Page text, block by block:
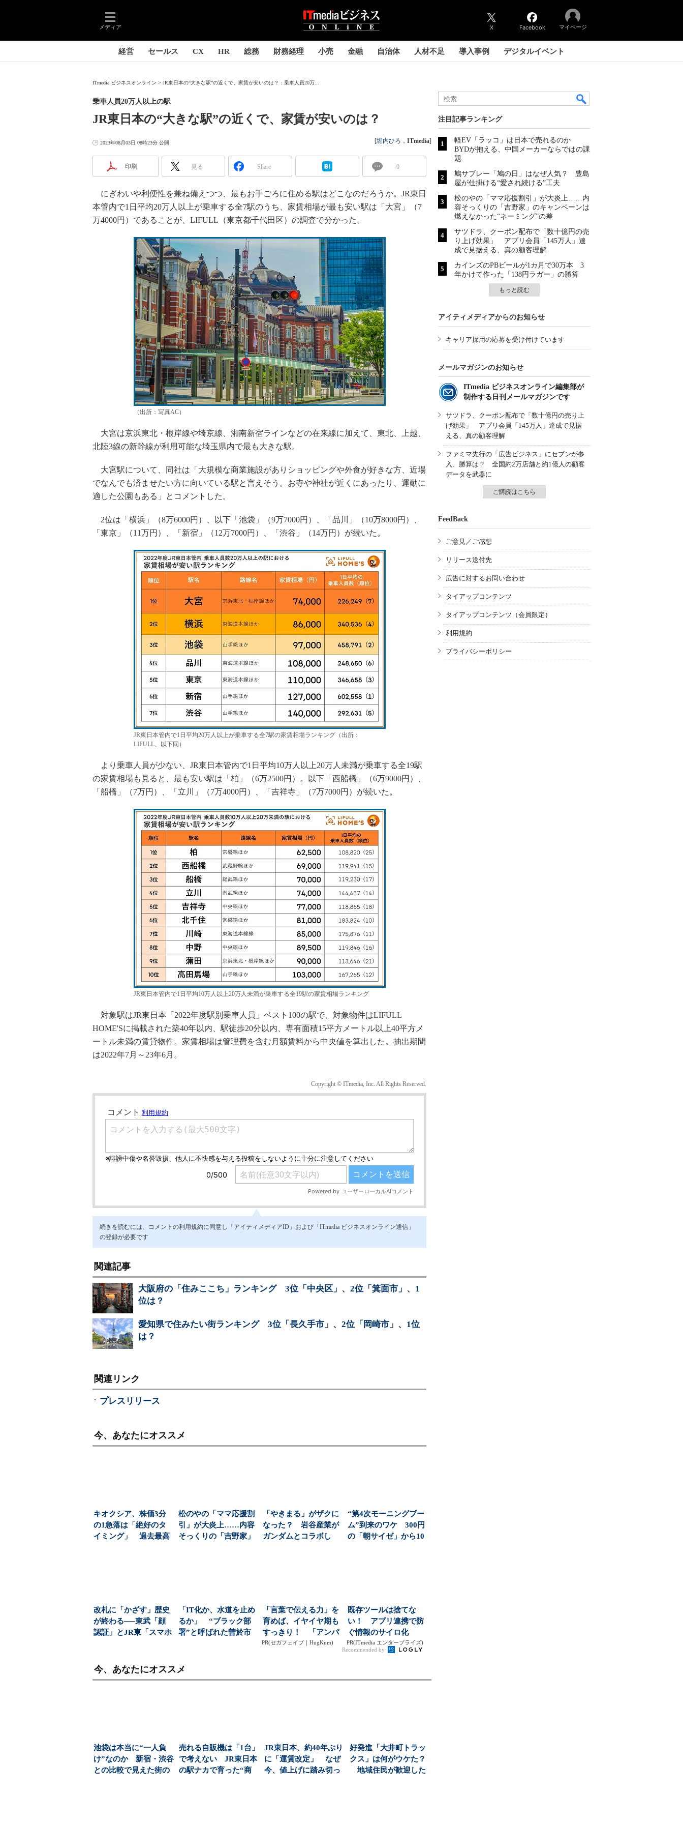
メディア X Facebook マイページ
経営 セールス CX HR 総務 財務経理 小売 金融 自治体 人材不足 導入事例 デジタルイベント
ITmedia ビジネスオンライン JR東日本の“大きな駅”の近くで、家賃が安いのは？：乗車人員20万...
JR東日本の“大きな駅”の近くで、家賃が安いのは？
乗車人員20万人以上の駅
2023年08月03日 08時23分 公開 [堀内ひろ ， ITmedia]
印刷 見る Share 0
にぎわいや利便性を兼ね備えつつ、最もお手ごろに住める駅はどこなのだろうか。JR東日
本管内で1日平均20万人以上が乗車する全7駅のうち、家賃相場が最も安い駅は「大宮」（7
万4000円）であることが、LIFULL（東京都千代田区）の調査で分かった。
（出所：写真AC）
大宮は京浜東北・根岸線や埼京線、湘南新宿ラインなどの在来線に加えて、東北、上越、
北陸3線の新幹線が利用可能な埼玉県内で最も大きな駅。
大宮駅について、同社は「大規模な商業施設がありショッピングや外食が好きな方、近場
でなんでも済ませたい方に向いている駅と言えそう。お寺や神社が近くにあったり、運動に
適した公園もある」とコメントした。
2位は「横浜」（8万6000円）、以下「池袋」（9万7000円）、「品川」（10万8000円）、
「東京」（11万円）、「新宿」（12万7000円）、「渋谷」（14万円）が続いた。
JR東日本管内で1日平均20万人以上が乗車する全7駅の家賃相場ランキング（出所：
LIFULL、以下同）
より乗車人員が少ない、JR東日本管内で1日平均10万人以上20万人未満が乗車する全19駅
の家賃相場も見ると、最も安い駅は「柏」（6万2500円）。以下「西船橋」（6万9000円）、
「船橋」（7万円）、「立川」（7万4000円）、「吉祥寺」（7万7000円）が続いた。
JR東日本管内で1日平均10万人以上20万人未満が乗車する全19駅の家賃相場ランキング
対象駅はJR東日本「2022年度駅別乗車人員」ベスト100の駅で、対象物件はLIFULL
HOME'Sに掲載された築40年以内、駅徒歩20分以内、専有面積15平方メートル以上40平方メ
ートル未満の賃貸物件。家賃相場は管理費を含む月額賃料から中央値を算出した。抽出期間
は2022年7月～23年6月。
Copyright © ITmedia, Inc. All Rights Reserved.
続きを読むには、コメントの利用規約に同意し「アイティメディアID」および「ITmedia ビジネスオンライン通信」
の登録が必要です
関連記事
大阪府の「住みここち」ランキング 3位「中央区」、2位「箕面市」、1
位は？
愛知県で住みたい街ランキング 3位「長久手市」、2位「岡崎市」、1位
は？
関連リンク
プレスリリース
今、あなたにオススメ
キオクシア、株価3分
の1急落は「絶好のタ
イミング」 過去最高
松のやの「ママ応援割
引」が大炎上……内容
そっくりの「吉野家」
「やきまる」がザクに
なった？ 岩谷産業が
ガンダムとコラボし
“第4次モーニングブー
ム”到来のワケ 300円
の「朝サイゼ」から10
改札に「かざす」歴史
が終わる──東武「顔
認証」とJR東「スマホ
「IT化か、水道を止め
るか」 “ブラック部
署”と呼ばれた曽於市
「言葉で伝える力」を
育めば、イヤイヤ期も
すっきり！ 「アンパ
ンマン ことばずかん...
PR(セガフェイブ｜HugKum)
既存ツールは捨てな
い！ アプリ連携で防
ぐ情報のサイロ化
PR(ITmedia エンタープライズ)
Recommended by
今、あなたにオススメ
池袋は本当に“一人負
け”なのか 新宿・渋谷
との比較で見えた街の
売れる自販機は「1台」
で考えない JR東日本
の駅ナカで育った“商
JR東日本、約40年ぶり
に「運賃改定」 なぜ
今、値上げに踏み切っ
好発進「大井町トラッ
クス」は何がウケた？
地域住民が歓迎した
注目記事ランキング
軽EV「ラッコ」は日本で売れるのか
BYDが抱える、中国メーカーならではの課
題
鳩サブレー「鳩の日」はなぜ人気？ 豊島
屋が仕掛ける“愛され続ける”工夫
松のやの「ママ応援割引」が大炎上……内
容そっくりの「吉野家」のキャンペーンは
燃えなかった“ネーミング”の差
サツドラ、クーポン配布で「数十億円の売
り上げ効果」 アプリ会員「145万人」達
成で見据える、真の顧客理解
カインズのPBビールが1カ月で30万本 3
年かけて作った「138円ラガー」の勝算
もっと読む
アイティメディアからのお知らせ
キャリア採用の応募を受け付けています
メールマガジンのお知らせ
ITmedia ビジネスオンライン編集部が
制作する日刊メールマガジンです
サツドラ、クーポン配布で「数十億円の売り上
げ効果」 アプリ会員「145万人」達成で見据
える、真の顧客理解
ファミマ先行の「広告ビジネス」にセブンが参
入、勝算は？ 全国約2万店舗と約1億人の顧客
データを武器に
ご購読はこちら
FeedBack
ご意見／ご感想
リリース送付先
広告に対するお問い合わせ
タイアップコンテンツ
タイアップコンテンツ（会員限定）
利用規約
プライバシーポリシー